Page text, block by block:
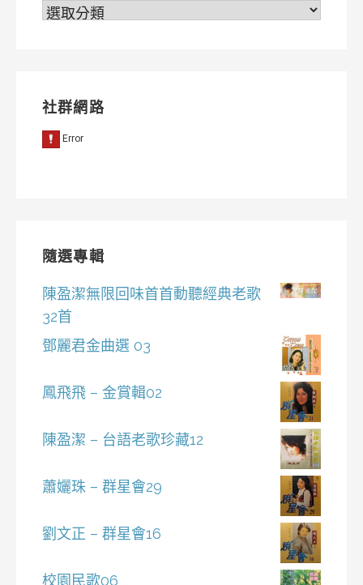
分
社群網路
隨選專輯
陳盈潔無限回味首首動聽經典老歌
32首
鄧麗君金曲選 03
鳳飛飛 – 金賞輯02
陳盈潔 – 台語老歌珍藏12
蕭孋珠 – 群星會29
劉文正 – 群星會16
校園民歌06